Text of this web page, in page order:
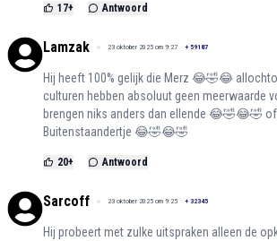
17+ Antwoord
Lamzak 23 oktober 2025 om 9:27 + 59187
Hij heeft 100% gelijk die Merz 😂🤣😂
culturen hebben absoluut geen meerwaarde
brengen niks anders dan ellende 😂🤣😂🤣
Buitenstaandertje 😂🤣😂🤣
20+ Antwoord
Sarcoff 23 oktober 2025 om 9:25 + 32345
Hij probeert met zulke uitspraken alleen de